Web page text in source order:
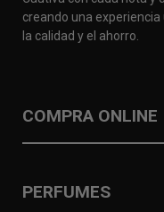
creando una
la calidad y el ahorro.
COMPRA ONLINE
PERFUMES